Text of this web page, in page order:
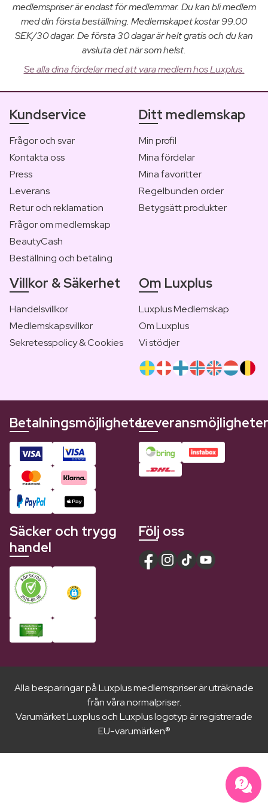
medlemspriser är endast för medlemmar. Du kan bli medlem
med din första beställning. Medlemskapet kostar 99.00
SEK/30 dagar. De första 30 dagar är helt gratis och du kan
avsluta det när som helst.
Se alla dina fördelar med att vara medlem hos Luxplus.
Kundservice
Frågor och svar
Kontakta oss
Press
Leverans
Retur och reklamation
Frågor om medlemskap
BeautyCash
Beställning och betaling
Ditt medlemskap
Min profil
Mina fördelar
Mina favoritter
Regelbunden order
Betygsätt produkter
Villkor & Säkerhet
Handelsvillkor
Medlemskapsvillkor
Sekretesspolicy & Cookies
Om Luxplus
Luxplus Medlemskap
Om Luxplus
Vi stödjer
BetalningsmöjligheterLeveransmöjligheter
Säcker och trygg
handel
Följ oss
Alla besparingar på Luxplus medlemspriser är uträknade
från våra normalpriser.
Varumärket Luxplus och Luxplus logotyp är registrerade
EU-varumärken®